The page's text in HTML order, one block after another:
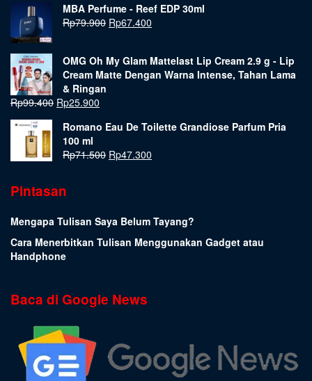
MBA Perfume - Reef EDP 30ml
Rp79.900 Rp67.400
OMG Oh My Glam Mattelast Lip Cream 2.9 g - Lip
Cream Matte Dengan Warna Intense, Tahan Lama
& Ringan
Rp99.400 Rp25.900
Romano Eau De Toilette Grandiose Parfum Pria
100 ml
Rp71.500 Rp47.300
Pintasan
Mengapa Tulisan Saya Belum Tayang?
Cara Menerbitkan Tulisan Menggunakan Gadget atau
Handphone
Baca di Google News